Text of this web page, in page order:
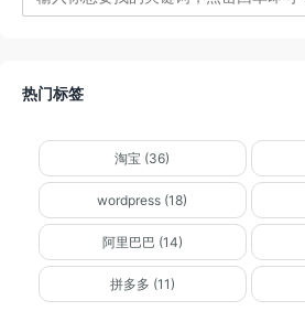
热门标签
淘宝 (36)
wordpress (18)
阿里巴巴 (14)
拼多多 (11)